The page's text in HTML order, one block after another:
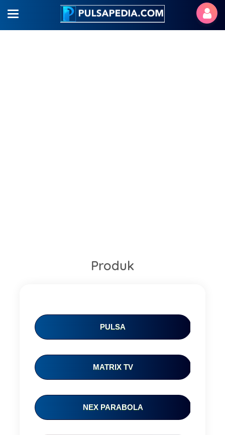
Produk
PULSA
MATRIX TV
NEX PARABOLA